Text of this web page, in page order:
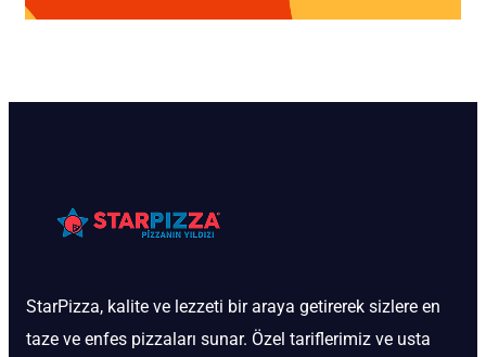
StarPizza, kalite ve lezzeti bir araya getirerek sizlere en
taze ve enfes pizzaları sunar. Özel tariflerimiz ve usta